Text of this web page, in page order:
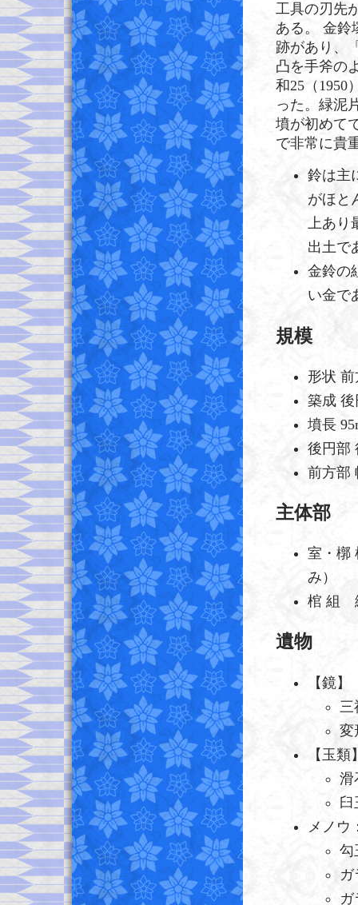
工具の刃先
ある。 金鈴
跡があり、
凸を手斧の
和25（1950
った。緑泥
墳が初めて
で非常に貴
鈴は主
がほと
上あり
出土で
金鈴の
い金で
規模
形状
築成
墳長
後円
前方
主体部
室・槨
み）
棺 組
遺物
【鏡】
三
変
【玉類
滑
臼
メノウ
勾
ガ
ガ